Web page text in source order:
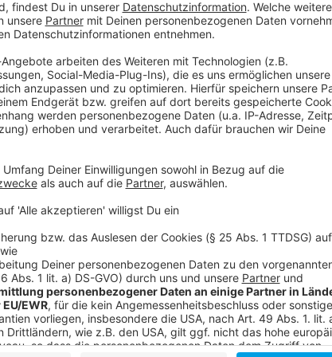
Weitere Infos und Links zum Thema:
Anzeige
Safer Internet Day
Veranstaltungen zum Safer Internet Day
Hass im Netz auch in Düsseldorf immer wieder
So haben wir in der Vergangenheit berichtet
Anzeige
Folge uns für mehr News & Updates: